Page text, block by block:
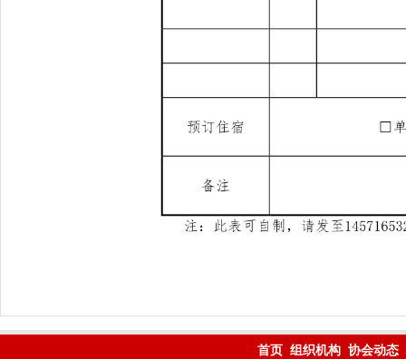
首页 组织机构 协会动态